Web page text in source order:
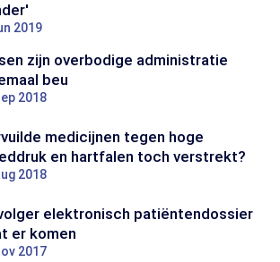
2019
zijn overbodige administratie
beu
2018
medicijnen tegen hoge
en hartfalen toch verstrekt?
2018
elektronisch patiëntendossier
er komen
2017